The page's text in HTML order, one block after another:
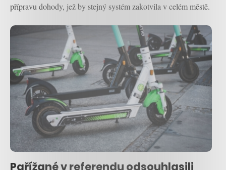
přípravu dohody, jež by stejný systém zakotvila v celém městě.
Pařížané v referendu odsouhlasili